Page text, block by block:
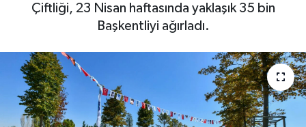
Çiftliği, 23 Nisan haftasında yaklaşık 35 bin
Başkentliyi ağırladı.